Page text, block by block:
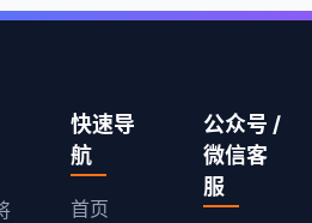
快速导
航
首页
公众号 /
微信客
服